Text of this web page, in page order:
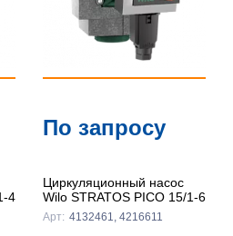
4
По запросу
Циркуляционный насос
Wilo STRATOS PICO 15/1-6
Арт: 4132461, 4216611